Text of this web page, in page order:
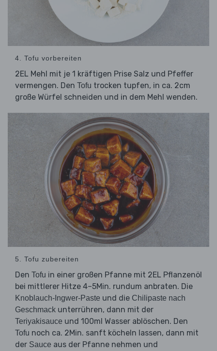
4. Tofu vorbereiten
2EL Mehl mit je 1 kräftigen Prise Salz und Pfeffer
vermengen. Den Tofu trocken tupfen, in ca. 2cm
große Würfel schneiden und in dem Mehl wenden.
5. Tofu zubereiten
Den Tofu in einer großen Pfanne mit 2EL Pflanzenöl
bei mittlerer Hitze 4–5Min. rundum anbraten. Die
Knoblauch-Ingwer-Paste und die Chilipaste nach
Geschmack unterrühren, dann mit der
Teriyakisauce und 100ml Wasser ablöschen. Den
Tofu noch ca. 2Min. sanft köcheln lassen, dann mit
der Sauce aus der Pfanne nehmen und